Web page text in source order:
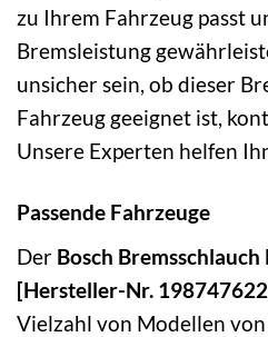
zu Ihrem Fahrzeug passt
Bremsleistung
unsicher sein, ob dieser
Fahrzeug geeignet ist,
Unsere Experten helfen
Passende Fahrzeuge
Der Bosch
[Hersteller-Nr.
Vielzahl von Modellen von